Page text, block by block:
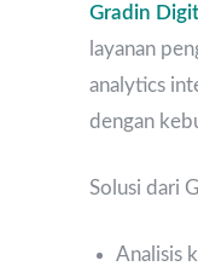
Gradin
layanan
analytics
dengan
Solusi dari
Analisis